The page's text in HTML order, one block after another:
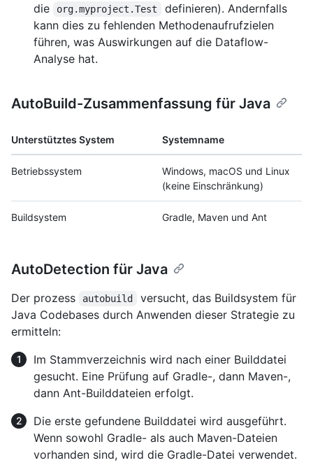
die
org.myproject.Test
definieren). Andernfalls
kann dies zu fehlenden Methodenaufrufzielen
führen, was Auswirkungen auf die Dataflow-
Analyse hat.
AutoBuild-Zusammenfassung für Java
Unterstütztes System Systemname
Betriebssystem
Windows, macOS und Linux
(keine Einschränkung)
Buildsystem Gradle, Maven und Ant
AutoDetection für Java
Der prozess autobuild
versucht, das Buildsystem für
Java Codebases durch Anwenden dieser Strategie zu
ermitteln:
Im Stammverzeichnis wird nach einer Builddatei
gesucht. Eine Prüfung auf Gradle-, dann Maven-,
dann Ant-Builddateien erfolgt.
Die erste gefundene Builddatei wird ausgeführt.
Wenn sowohl Gradle- als auch Maven-Dateien
vorhanden sind, wird die Gradle-Datei verwendet.